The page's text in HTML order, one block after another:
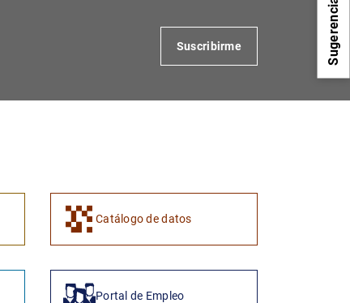
Sugerencias
1
Suscribirme
Catálogo de datos
Portal de Empleo